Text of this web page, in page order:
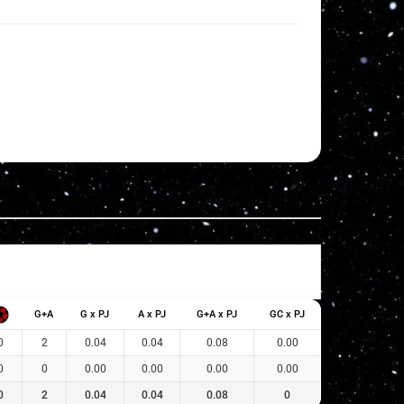
G+A G x PJ A x PJ G+A x PJ GC x PJ
2 0.04 0.04 0.08 0.00
0 0.00 0.00 0.00 0.00
2 0.04 0.04 0.08 0